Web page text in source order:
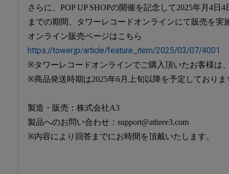
さらに、POP UP SHOPの開催を記念して2025年月4日4
までの期間、タワーレコードオンラインにて販売を実
オンライン販売ページはこちら
https://tower.jp/article/feature_item/2025/03/07/4001
※タワーレコードオンラインでご購入頂いたお客様は
※商品発送時期は2025年6月上旬以降を予定しておりま
製造・販売：株式会社A3
製品へのお問い合わせ：support@athree3.com
※内容により回答までにお時間を頂戴いたします。